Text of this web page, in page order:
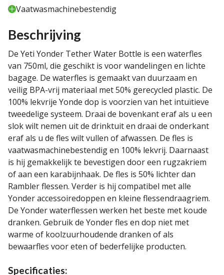
Vaatwasmachinebestendig
Beschrijving
De Yeti Yonder Tether Water Bottle is een waterfles
van 750ml, die geschikt is voor wandelingen en lichte
bagage. De waterfles is gemaakt van duurzaam en
veilig BPA-vrij materiaal met 50% gerecycled plastic. De
100% lekvrije Yonde dop is voorzien van het intuïtieve
tweedelige systeem. Draai de bovenkant eraf als u een
slok wilt nemen uit de drinktuit en draai de onderkant
eraf als u de fles wilt vullen of afwassen. De fles is
vaatwasmachinebestendig en 100% lekvrij. Daarnaast
is hij gemakkelijk te bevestigen door een rugzakriem
of aan een karabijnhaak. De fles is 50% lichter dan
Rambler flessen. Verder is hij compatibel met alle
Yonder accessoiredoppen en kleine flessendraagriem.
De Yonder waterflessen werken het beste met koude
dranken. Gebruik de Yonder fles en dop niet met
warme of koolzuurhoudende dranken of als
bewaarfles voor eten of bederfelijke producten.
Specificaties: